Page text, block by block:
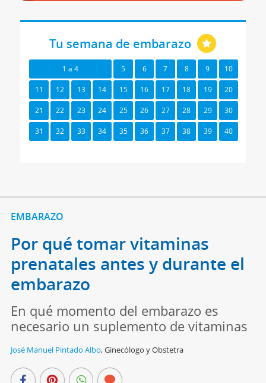
Tu semana de embarazo
1 a 4 5 6 7 8 9 10
11 12 13 14 15 16 17 18 19 20
21 22 23 24 25 26 27 28 29 30
31 32 33 34 35 36 37 38 39 40
EMBARAZO
Por qué tomar vitaminas
prenatales antes y durante el
embarazo
En qué momento del embarazo es
necesario un suplemento de vitaminas
José Manuel Pintado Albo,Ginecólogo y Obstetra